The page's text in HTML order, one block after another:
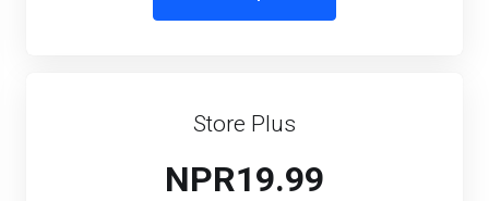
Store Plus
NPR19.99